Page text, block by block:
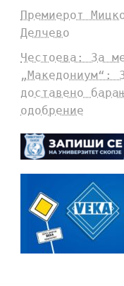
Премиерот
Делчево
Честоева: За
„Македониум“:
доставено
одобрение